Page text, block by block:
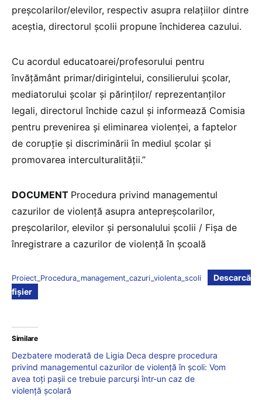
preșcolarilor/elevilor, respectiv asupra relațiilor dintre
aceștia, directorul şcolii propune închiderea cazului.
Cu acordul educatoarei/profesorului pentru
învățământ primar/dirigintelui, consilierului școlar,
mediatorului școlar și părinților/ reprezentanților
legali, directorul închide cazul și informează Comisia
pentru prevenirea şi eliminarea violenței, a faptelor
de corupţie şi discriminării în mediul şcolar şi
promovarea interculturalităţii.”
DOCUMENT Procedura privind managementul
cazurilor de violență asupra antepreșcolarilor,
preșcolarilor, elevilor și personalului școlii / Fișa de
înregistrare a cazurilor de violență în școală
Proiect_Procedura_management_cazuri_violenta_scoli
Descarcă
fișier
Similare
Dezbatere moderată de Ligia Deca despre procedura
privind managementul cazurilor de violență în școli: Vom
avea toți pașii ce trebuie parcurși într-un caz de
violență școlară